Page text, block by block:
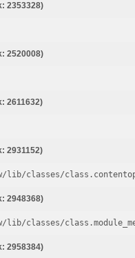
2353328)
2520008)
2611632)
2931152)
lib/classes/
2948368)
lib/classes/
2958384)